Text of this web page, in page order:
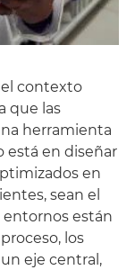
el contexto
que las
herramienta
está en diseñar
en
sean el
están
los
eje central,